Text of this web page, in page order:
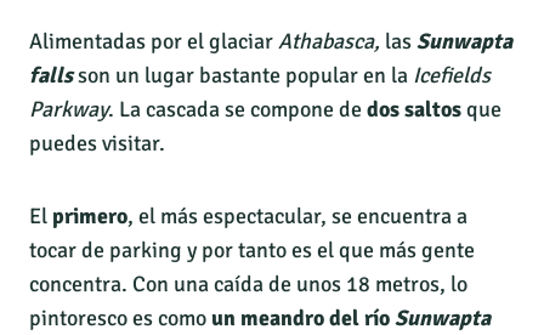
Alimentadas por el glaciarAthabasca, lasSunwapta
fallsson un lugar bastante popular en la Icefields
Parkway. La cascada se compone de dos saltosque
puedes visitar.
El primero, el más espectacular, se encuentra a
tocar de parking y por tanto es el que más gente
concentra. Con una caída de unos 18 metros, lo
pintoresco es comoun meandro del ríoSunwapta